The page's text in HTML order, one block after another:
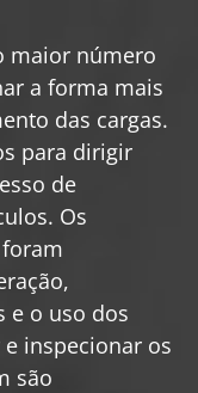
maior número
a forma mais
das cargas.
para dirigir
de
Os
e o uso dos
inspecionar os
são